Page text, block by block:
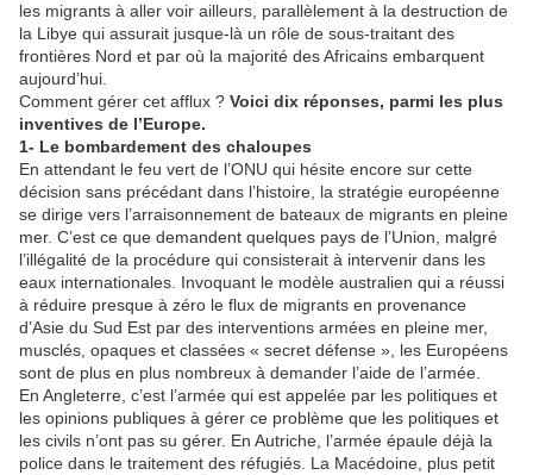
les migrants à aller voir ailleurs, parallèlement à la destruction de
la Libye qui assurait jusque-là un rôle de sous-traitant des
frontières Nord et par où la majorité des Africains embarquent
aujourd’hui.
Comment gérer cet afflux ? Voici dix réponses, parmi les plus
inventives de l’Europe.
1- Le bombardement des chaloupes
En attendant le feu vert de l’ONU qui hésite encore sur cette
décision sans précédant dans l’histoire, la stratégie européenne
se dirige vers l’arraisonnement de bateaux de migrants en pleine
mer. C’est ce que demandent quelques pays de l’Union, malgré
l’illégalité de la procédure qui consisterait à intervenir dans les
eaux internationales. Invoquant le modèle australien qui a réussi
à réduire presque à zéro le flux de migrants en provenance
d’Asie du Sud Est par des interventions armées en pleine mer,
musclés, opaques et classées « secret défense », les Européens
sont de plus en plus nombreux à demander l’aide de l’armée.
En Angleterre, c’est l’armée qui est appelée par les politiques et
les opinions publiques à gérer ce problème que les politiques et
les civils n’ont pas su gérer. En Autriche, l’armée épaule déjà la
police dans le traitement des réfugiés. La Macédoine, plus petit